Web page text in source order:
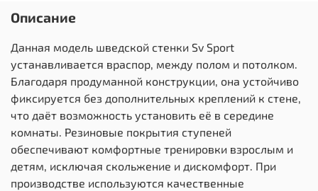
Описание
Данная модель шведской стенки Sv Sport
устанавливается враспор, между полом и потолком.
Благодаря продуманной конструкции, она устойчиво
фиксируется без дополнительных креплений к стене,
что даёт возможность установить её в середине
комнаты. Резиновые покрытия ступеней
обеспечивают комфортные тренировки взрослым и
детям, исключая скольжение и дискомфорт. При
производстве используются качественные